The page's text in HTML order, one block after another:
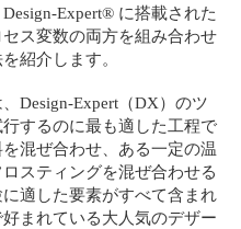
Expert® に搭載された
ス変数の両方を組み合わせ
紹介します。
Design-Expert（DX）のツ
するのに最も適した工程で
混ぜ合わせ、ある一定の温
スティングを混ぜ合わせる
適した要素がすべて含まれ
まれている大人気のデザー